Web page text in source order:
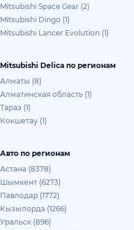
Mitsubishi Space Gear (2)
Mitsubishi Dingo (1)
Mitsubishi Lancer Evolution (1)
Mitsubishi Delica по регионам
Алматы (8)
Алматинская область (1)
Тараз (1)
Кокшетау (1)
Авто по регионам
Астана (8378)
Шымкент (6273)
Павлодар (1772)
Кызылорда (1266)
Уральск (896)